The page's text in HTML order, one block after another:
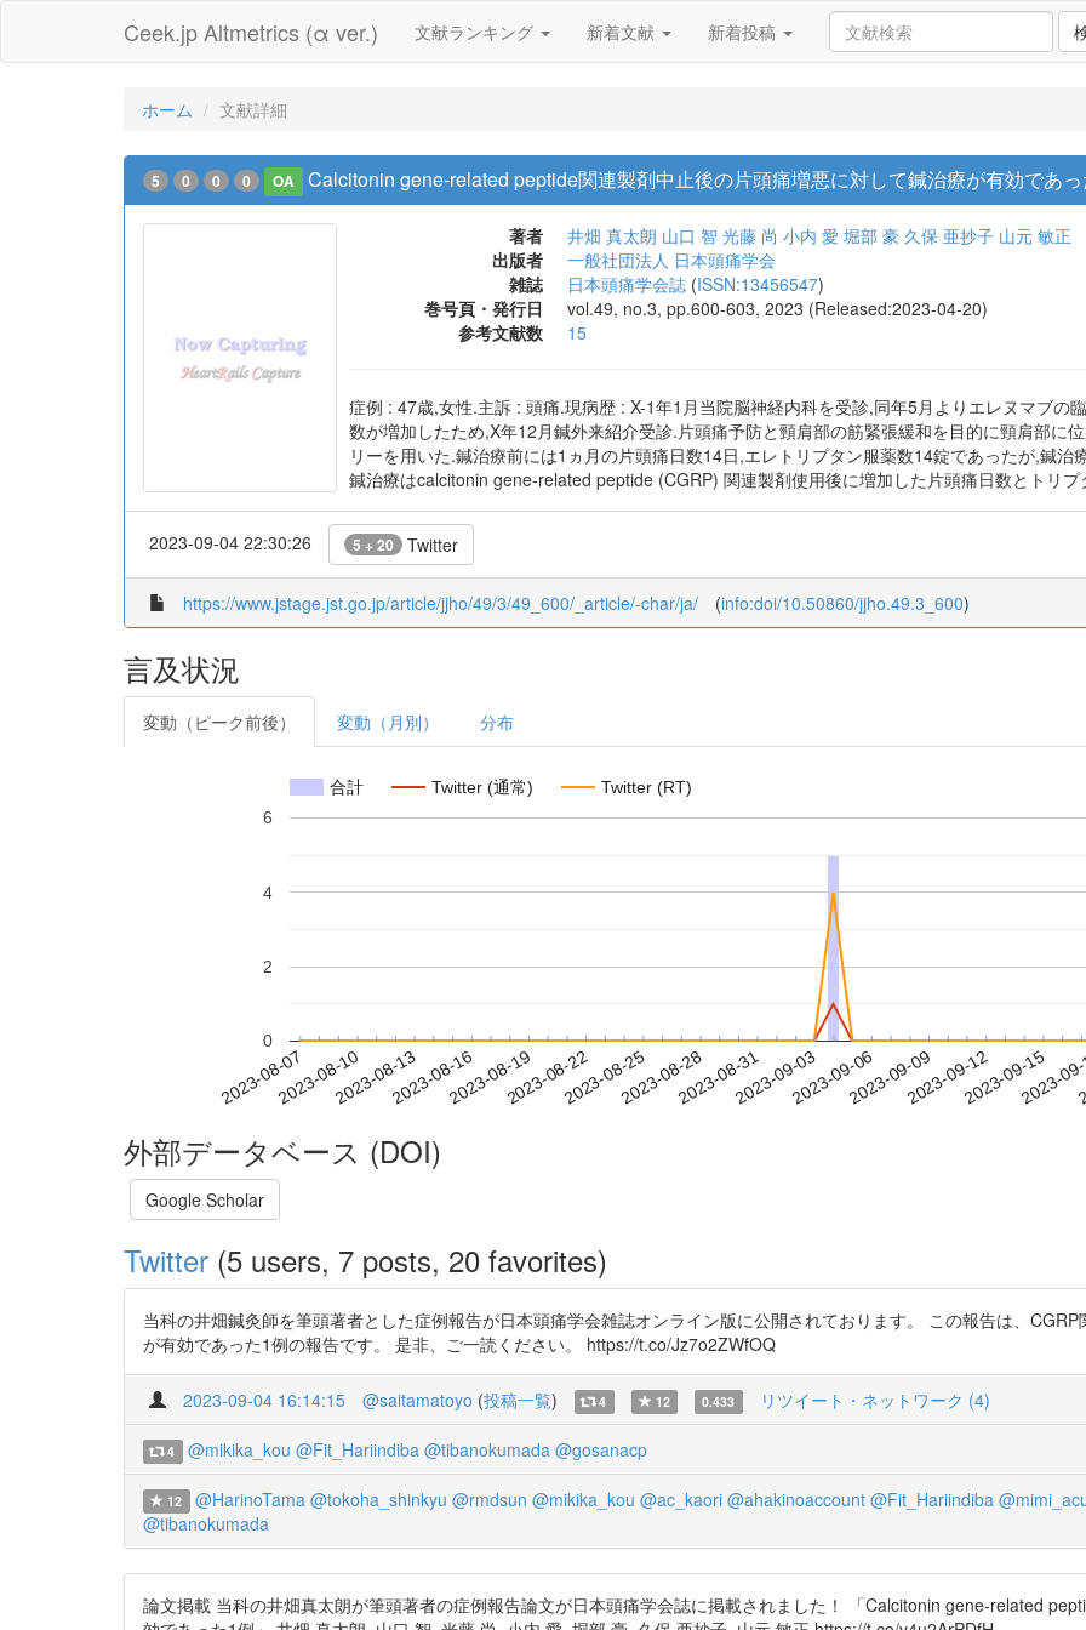
Ceek.jp Altmetrics (α ver.) 文献ランキング 新着文献 新着投稿
ホーム 文献詳細
5 0 0 0 OA Calcitonin gene-related peptide関連製剤中止後の片頭痛増悪に対して鍼治療が有効であ
著者 井畑 真太朗 山口 智 光藤 尚 小内 愛 堀部 豪 久保 亜抄子 山元 敏正
出版者
一般社団法人 日本頭痛学会
雑誌
日本頭痛学会誌 (ISSN:13456547)
巻号頁・発行日
vol.49, no.3, pp.600-603, 2023 (Released:2023-04-20)
参考文献数
15
症例 : 47歳,女性.主訴 : 頭痛.現病歴 : X-1年1月当院脳神経内科を受診,同年5月よりエレヌマブの
数が増加したため,X年12月鍼外来紹介受診.片頭痛予防と頸肩部の筋緊張緩和を目的に頸肩部に
リーを用いた.鍼治療前には1ヵ月の片頭痛日数14日,エレトリプタン服薬数14錠であったが,鍼
鍼治療はcalcitonin gene-related peptide (CGRP) 関連製剤使用後に増加した片頭痛日数とトリ
2023-09-04 22:30:26 5 + 20 Twitter
https://www.jstage.jst.go.jp/article/jjho/49/3/49_600/_article/-char/ja/ (info:doi/10.50860/jjho.49.3_600)
言及状況
変動（ピーク前後） 変動（月別） 分布
合計 Twitter (通常) Twitter (RT)
2023-08-072023-08-102023-08-132023-08-162023-08-192023-08-222023-08-252023-08-282023-08-312023-09-032023-09-062023-09-092023-09-122023-09-15
2023-
0
2
4
6
外部データベース (DOI)
Google Scholar
Twitter (5 users, 7 posts, 20 favorites)
当科の井畑鍼灸師を筆頭著者とした症例報告が日本頭痛学会雑誌オンライン版に公開されております。 この報告は、
が有効であった1例の報告です。 是非、ご一読ください。 https://t.co/Jz7o2ZWfOQ
2023-09-04 16:14:15 @saitamatoyo (投稿一覧) 4 12 0.433 リツイート・ネットワーク (4)
4 @mikika_kou @Fit_Hariindiba @tibanokumada @gosanacp
12 @HarinoTama @tokoha_shinkyu @rmdsun @mikika_kou @ac_kaori @ahakinoaccount @Fit_Hariindiba
@tibanokumada
論文掲載 当科の井畑真太朗が筆頭著者の症例報告論文が日本頭痛学会誌に掲載されました！ 「Calcitonin gene-related